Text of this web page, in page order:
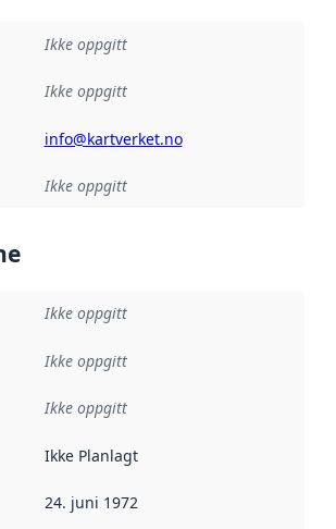
Ikke oppgitt
Ikke oppgitt
info@kartverket.no
Ikke oppgitt
Ikke oppgitt
:
Ikke oppgitt
Ikke oppgitt
:
Ikke Planlagt
datoen sier når dataene i dette
24. juni 1972